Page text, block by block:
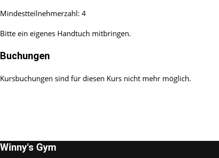
Mindestteilnehmerzahl: 4
Bitte ein eigenes Handtuch mitbringen.
Buchungen
Kursbuchungen sind für diesen Kurs nicht mehr möglich.
Winny's Gym